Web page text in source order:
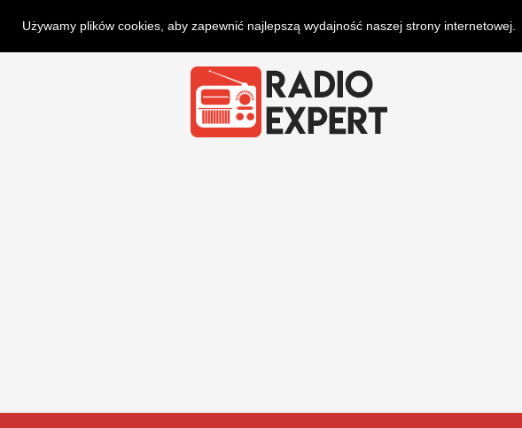
Używamy plików cookies, aby zapewnić najlepszą wydajność naszej strony internetowej.